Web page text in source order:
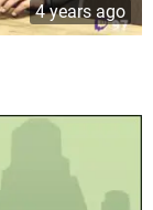
4 years ago